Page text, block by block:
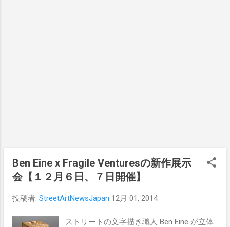
募集】 - 屋外の壁のみに限らせていただき
ます。（屋内は不可） ※詳細な条件など
は、アーティストと相談して決定していく
流れとなります。また、ご質問などがあり
ましたら、お気軽に下記のメール宛てにご
ス: Daisuke@streetartnews.net また、
Ben Eine x Fragile Venturesの新作展示
会【１２月６日、７日開催】
投稿者: StreetArtNewsJapan 12月 01, 2014
ストリートの文字描き職人 Ben Eine が立体